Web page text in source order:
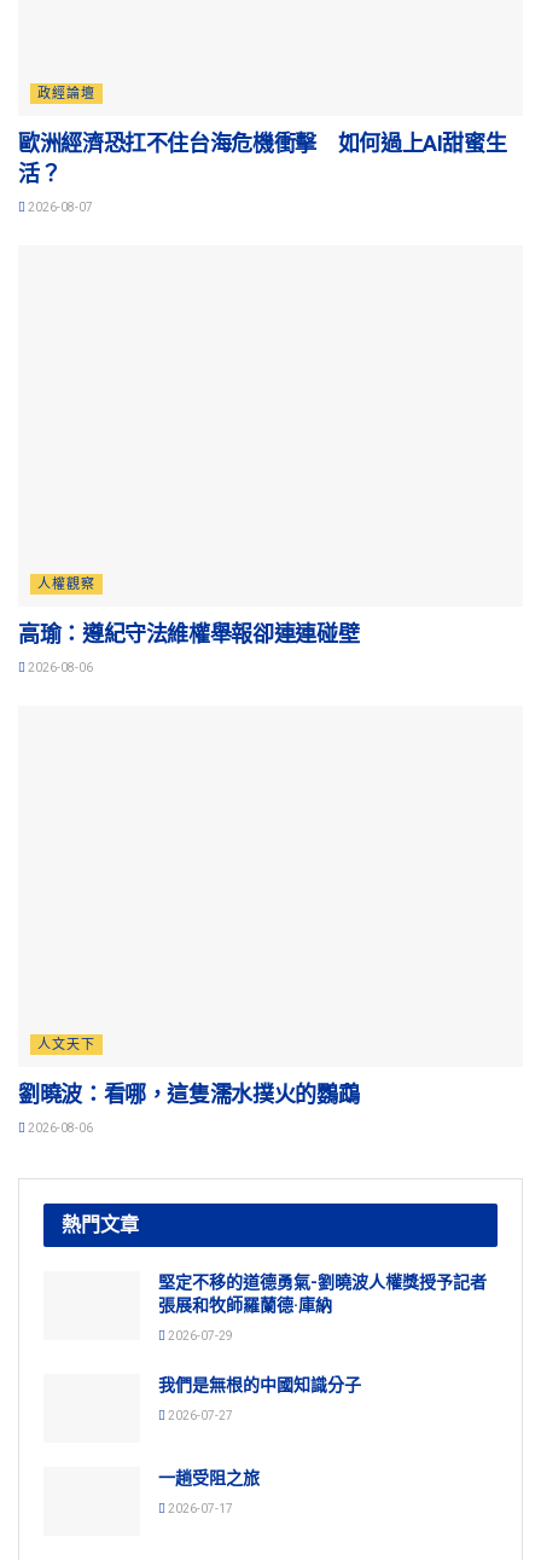
政經論壇
歐洲經濟恐扛不住台海危機衝擊 如何過上AI甜蜜生
活？
2026-08-07
人權觀察
高瑜：遵紀守法維權舉報卻連連碰壁
2026-08-06
人文天下
劉曉波：看哪，這隻濡水撲火的鸚鵡
2026-08-06
熱門文章
堅定不移的道德勇氣-劉曉波人權獎授予記者
張展和牧師羅蘭德·庫納
2026-07-29
我們是無根的中國知識分子
2026-07-27
一趟受阻之旅
2026-07-17